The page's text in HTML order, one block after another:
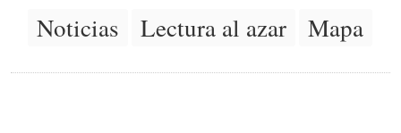
Noticias Lectura al azar Mapa